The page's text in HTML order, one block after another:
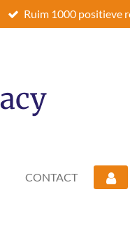
Ruim 1000 positieve
CONTACT